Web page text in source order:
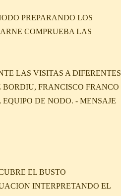
PREPARANDO LOS
COMPRUEBA LAS
LAS VISITAS A DIFERENTES
FRANCISCO FRANCO
DE NODO. - MENSAJE
EL BUSTO
INTERPRETANDO EL